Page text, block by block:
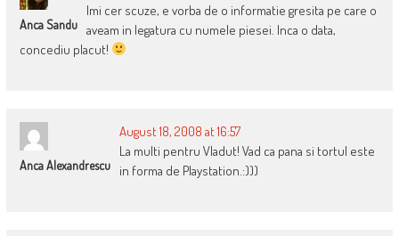
Anca Sandu
Imi cer scuze, e vorba de o informatie gresita pe care o
aveam in legatura cu numele piesei. Inca o data,
concediu placut!
Anca Alexandrescu
August 18, 2008 at 16:57
La multi pentru Vladut! Vad ca pana si tortul este
in forma de Playstation.:)))